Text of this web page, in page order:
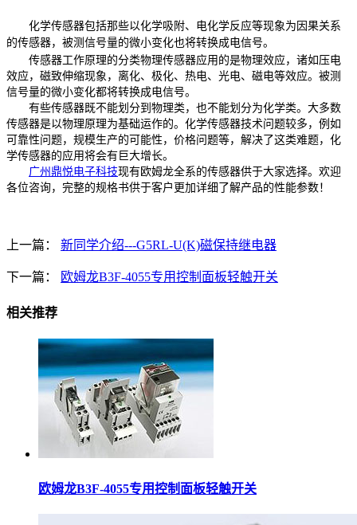
化学传感器包括那些以化学吸附、电化学反应等现象为因果关系
的传感器，被测信号量的微小变化也将转换成电信号。
传感器工作原理的分类物理传感器应用的是物理效应，诸如压电
效应，磁致伸缩现象，离化、极化、热电、光电、磁电等效应。被测
信号量的微小变化都将转换成电信号。
有些传感器既不能划分到物理类，也不能划分为化学类。大多数
传感器是以物理原理为基础运作的。化学传感器技术问题较多，例如
可靠性问题，规模生产的可能性，价格问题等，解决了这类难题，化
学传感器的应用将会有巨大增长。
广州鼎悦电子科技现有欧姆龙全系的传感器供于大家选择。欢迎
各位咨询，完整的规格书供于客户更加详细了解产品的性能参数！
上一篇： 新同学介绍---G5RL-U(K)磁保持继电器
下一篇： 欧姆龙B3F-4055专用控制面板轻触开关
相关推荐
欧姆龙B3F-4055专用控制面板轻触开关